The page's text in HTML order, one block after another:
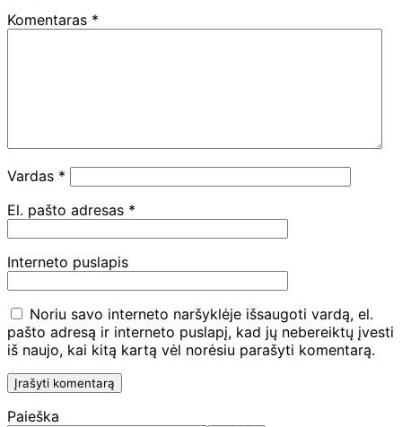
Komentaras *
Vardas *
El. pašto adresas *
Interneto puslapis
Noriu savo interneto naršyklėje išsaugoti vardą, el.
pašto adresą ir interneto puslapį, kad jų nebereiktų įvesti
iš naujo, kai kitą kartą vėl norėsiu parašyti komentarą.
Paieška